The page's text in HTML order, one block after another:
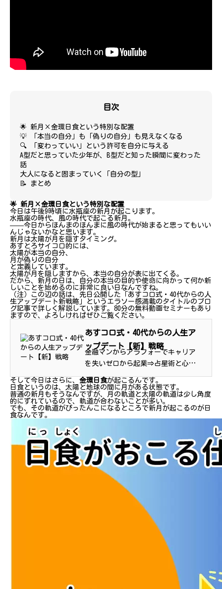
目次
🌟 新月×金環日食という特別な配置
💡 「本当の自分」も「偽りの自分」も見えなくなる
🔍 「変わっていい」という許可を自分に与える
A型だと思っていた少年が、B型だと知った瞬間に変わった
話
大人になると固まっていく「自分の型」
📝 まとめ
🌟 新月×金環日食という特別な配置
今日は午後9時頃に水瓶座の新月が起こります。
水瓶座の時代、風の時代で起こる新月。
——今日からほんまのほんまに風の時代が始まると思ってもいい
んじゃないかなと思います。
新月は太陽が月を隠すタイミング。
あすとろサイコロ的には、
太陽が本当の自分、
月が偽りの自分
と定義しています。
太陽が月を隠しますから、本当の自分が表に出てくる。
だから、新月の日は、自分の本当の目的や使命に向かって何か新
しいことを始めるのに非常に良い日なんですね。
（注）この辺の話は、先日公開した「あすコロ式・40代からの人
生アップデート新戦略」というエラソー感満載のタイトルのブロ
グ記事で詳しく解説しています。80分の無料動画セミナーもあり
ますので、よろしければぜひご覧ください。
あすコロ式・40代からの人生ア
ップデート【新】戦略
金融マンからアラフォーでキャリア
を失いゼロから起業⇒占星術と心理
学で人生再構築した男の提言。
そして今日はさらに、 金環日食が起こるんです。
日食というのは、太陽と地球の間に月がある状態です。
普通の新月もそうなんですが、月の軌道と太陽の軌道は少し角度
的にずれているので、軌道が合わないことが多い。
でも、その軌道がぴったんこになるところで新月が起こるのが日
食なんです。